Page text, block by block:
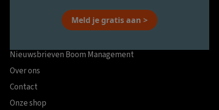
Meld je gratis aan >
Nieuwsbrieven Boom Management
Over ons
Contact
Onze shop